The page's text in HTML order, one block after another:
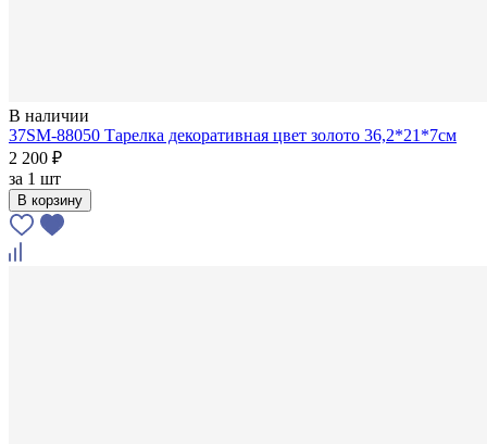
В наличии
37SM-88050 Тарелка декоративная цвет золото 36,2*21*7см
2 200 ₽
за 1 шт
В корзину